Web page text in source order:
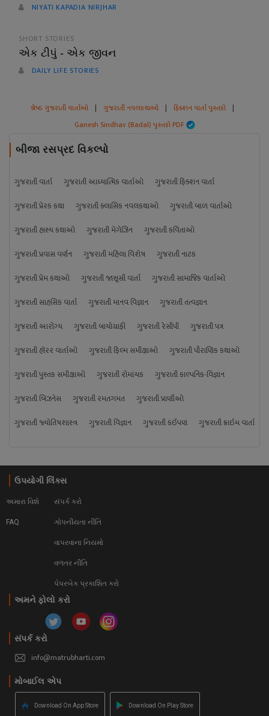
NIYATI KAPADIA NIRJHAR
SHORT STORIES
એક ટીપું - એક જીવન
DAILY LIFE STORIES
શ્રેષ્ઠ ગુજરાતી વાર્તાઓ | ગુજરાતી નવલકથાઓ | ફિક્શન વાર્તા પુસ્તકો
|
Ganesh Sindhav (Badal) પુસ્તકો PDF
બીજા રસપ્રદ વિકલ્પો
ગુજરાતી વાર્તા ગુજરાતી આધ્યાત્મિક વાર્તાઓ
ગુજરાતી ફિક્શન વાર્તા
ગુજરાતી પ્રેરક કથા
ગુજરાતી ક્લાસિક નવલકથાઓ
ગુજરાતી બાળ વાર્તાઓ
ગુજરાતી હાસ્ય કથાઓ
ગુજરાતી મેગેઝિન
ગુજરાતી કવિતાઓ
ગુજરાતી પ્રવાસ વર્ણન
ગુજરાતી મહિલા વિશેષ
ગુજરાતી નાટક
ગુજરાતી પ્રેમ કથાઓ
ગુજરાતી જાસૂસી વાર્તા
ગુજરાતી સામાજિક વાર્તાઓ
ગુજરાતી સાહસિક વાર્તા
ગુજરાતી માનવ વિજ્ઞાન
ગુજરાતી તત્વજ્ઞાન
ગુજરાતી આરોગ્ય
ગુજરાતી બાયોગ્રાફી ગુજરાતી રેસીપી
ગુજરાતી પત્ર
ગુજરાતી હૉરર વાર્તાઓ
ગુજરાતી ફિલ્મ સમીક્ષાઓ
ગુજરાતી પૌરાણિક કથાઓ
ગુજરાતી પુસ્તક સમીક્ષાઓ
ગુજરાતી રોમાંચક
ગુજરાતી કાલ્પનિક-વિજ્ઞાન
ગુજરાતી બિઝનેસ
ગુજરાતી રમતગમત
ગુજરાતી પ્રાણીઓ
ગુજરાતી જ્યોતિષશાસ્ત્ર
ગુજરાતી વિજ્ઞાન ગુજરાતી કંઈપણ ગુજરાતી ક્રાઇમ વાર્તા
ઉપયોગી લિંક્સ
અમારા વિશે
FAQ
સંપર્ક કરો
ગોપનીયતા નીતિ
વાપરવાના નિયમો
વળતર નીતિ
પેપરબેક પ્રકાશિત કરો
અમને ફોલો કરો
સંપર્ક કરો
info@matrubharti.com
મોબાઈલ એપ
Download On App Store Download On Play Store